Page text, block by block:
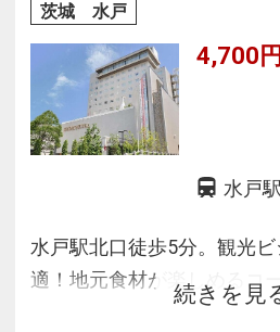
茨城 水戸
4,700
水戸
水戸駅北口徒歩5分。観光
適！地元食材が楽しめるコ
格中国料理・２つのレスト
続きを見